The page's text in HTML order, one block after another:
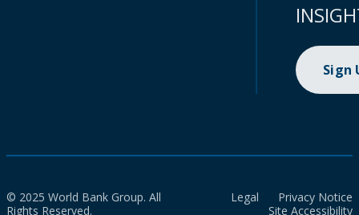
Sign
© 2025 World Bank Group. All
Rights Reserved.
Legal
Privacy Notice
Site Accessibility